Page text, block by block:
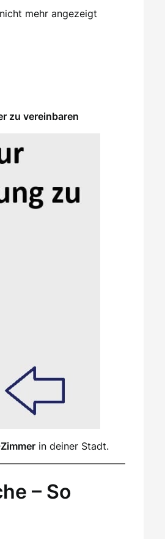
mehr angezeigt
zu vereinbaren
in deiner Stadt.
– So